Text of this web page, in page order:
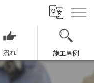
流れ 施工事例